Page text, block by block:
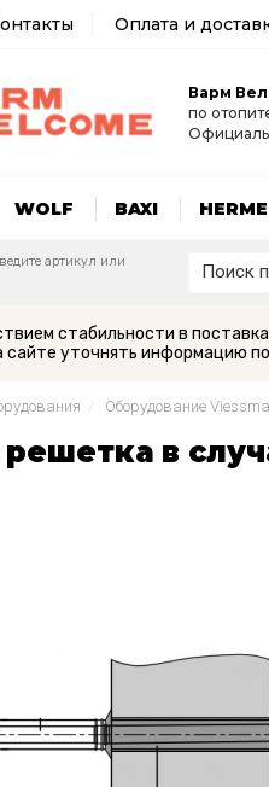
Оплата и
Варм
по
WOLF BAXI
артикул или
стабильности в
сайте уточнять информацию
Оборудование
в